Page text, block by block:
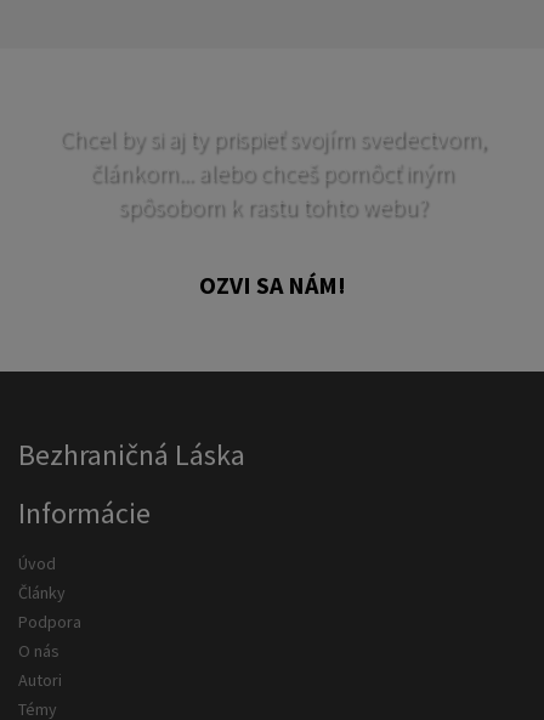
Chcel by si aj ty prispieť svojím svedectvom,
článkom... alebo chceš pomôcť iným
spôsobom k rastu tohto webu?
OZVI SA NÁM!
Bezhraničná Láska
Informácie
Úvod
Články
Podpora
O nás
Autori
Témy